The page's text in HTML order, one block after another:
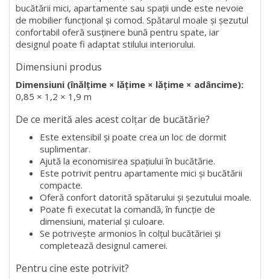
bucătării mici, apartamente sau spații unde este nevoie
de mobilier funcțional și comod. Spătarul moale și șezutul
confortabil oferă susținere bună pentru spate, iar
designul poate fi adaptat stilului interiorului.
Dimensiuni produs
Dimensiuni (înălțime × lățime × lățime × adâncime):
0,85 × 1,2 × 1,9 m
De ce merită ales acest colțar de bucătărie?
Este extensibil și poate crea un loc de dormit
suplimentar.
Ajută la economisirea spațiului în bucătărie.
Este potrivit pentru apartamente mici și bucătării
compacte.
Oferă confort datorită spătarului și șezutului moale.
Poate fi executat la comandă, în funcție de
dimensiuni, material și culoare.
Se potrivește armonios în colțul bucătăriei și
completează designul camerei.
Pentru cine este potrivit?